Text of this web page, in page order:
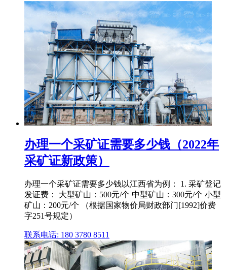
办理一个采矿证需要多少钱（2022年
采矿证新政策）
办理一个采矿证需要多少钱以江西省为例： 1. 采矿登记
发证费： 大型矿山：500元/个 中型矿山：300元/个 小型
矿山：200元/个 （根据国家物价局财政部门[1992]价费
字251号规定）
联系电话: 180 3780 8511